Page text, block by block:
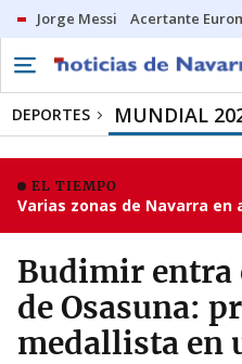
Jorge Messi Acertante
DEPORTES MUNDIAL
EL TIEMPO
Varias zonas de Navarra
Budimir
de Osasuna:
medallista en